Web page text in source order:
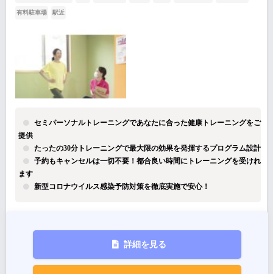
有料駐車場 駅近
セミパーソナルトレーニングであなたに合った健康トレーニングをご
提供
たったの30分トレーニングで最大限の効果を発揮するプログラム設計
予約もキャンセルは一切不要！都合良い時間にトレーニングを受けれ
ます
新型コロナウイルス感染予防対策を徹底実施で安心！
詳細を見る